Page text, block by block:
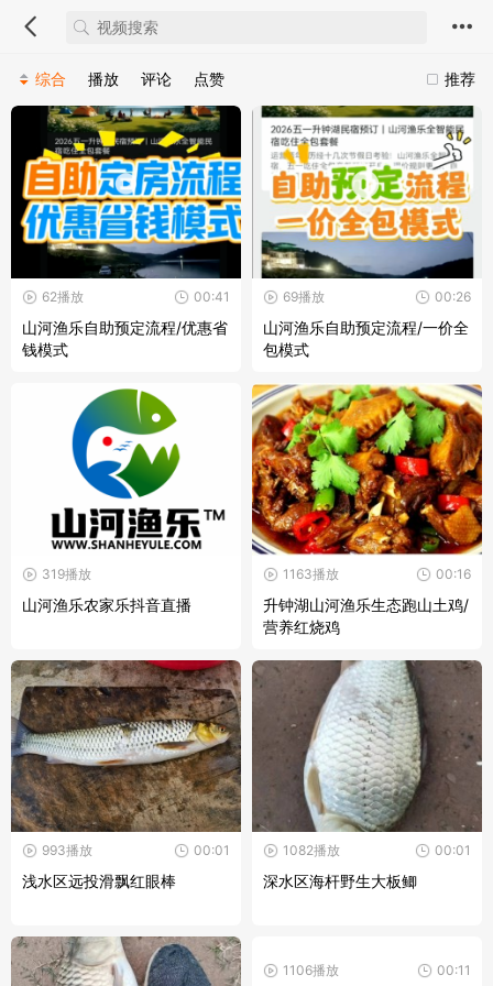
推荐
综合 播放 评论 点赞
00:41
62播放
山河渔乐自助预定流程/优惠省
钱模式
00:26
69播放
山河渔乐自助预定流程/一价全
包模式
319播放
山河渔乐农家乐抖音直播
00:16
1163播放
升钟湖山河渔乐生态跑山土鸡/
营养红烧鸡
00:01
993播放
浅水区远投滑飘红眼棒
00:01
1082播放
深水区海杆野生大板鲫
00:11
1106播放